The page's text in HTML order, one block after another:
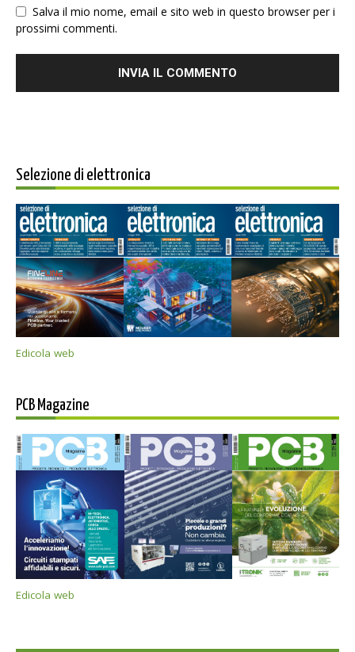
Salva il mio nome, email e sito web in questo browser per i
prossimi commenti.
Selezione di elettronica
Edicola web
PCB Magazine
Edicola web